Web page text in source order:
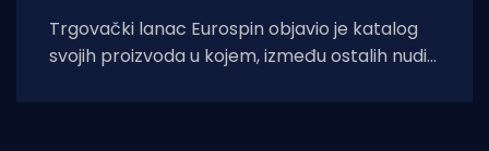
Trgovački lanac Eurospin objavio je katalog
svojih proizvoda u kojem, između ostalih nudi